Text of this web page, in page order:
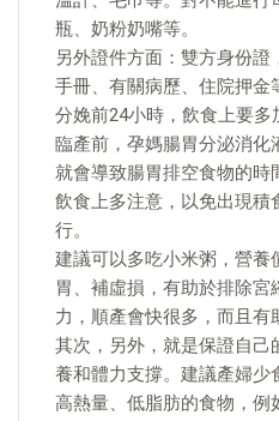
瓶、奶粉奶嘴等。
另外證件方面：雙方身份
手冊、有關病歷、住院押金
分娩前24小時，飲食上要多
臨產前，孕媽腸胃分泌消化
就會導致腸胃排空食物的時
飲食上多注意，以免出現積
行。
建議可以多吃小米粥，營養
胃、補虛損，有助於排除
力，順產會快很多，而且有
其次，另外，就是保證自己
養和體力支撐。建議產婦少
高熱量、低脂肪的食物，例